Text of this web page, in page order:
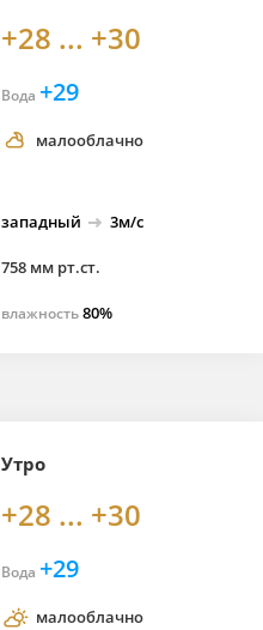
+28 ... +30
Вода +29
малооблачно
западный 3м/с
758 мм рт.ст.
влажность80%
Утро
+28 ... +30
Вода +29
малооблачно